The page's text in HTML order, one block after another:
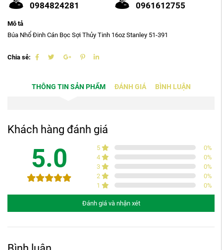
0984824281 0961612755
Mô tả
Búa Nhổ Đinh Cán Bọc Sợi Thủy Tinh 16oz Stanley 51-391
Chia sẻ:
THÔNG TIN SẢN PHẨM ĐÁNH GIÁ BÌNH LUẬN
Khách hàng đánh giá
5.0 5 0%
4
0%
3
0%
2
0%
1
0%
Đánh giá và nhận xét